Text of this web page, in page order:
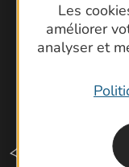
Les
améliorer
analyser et